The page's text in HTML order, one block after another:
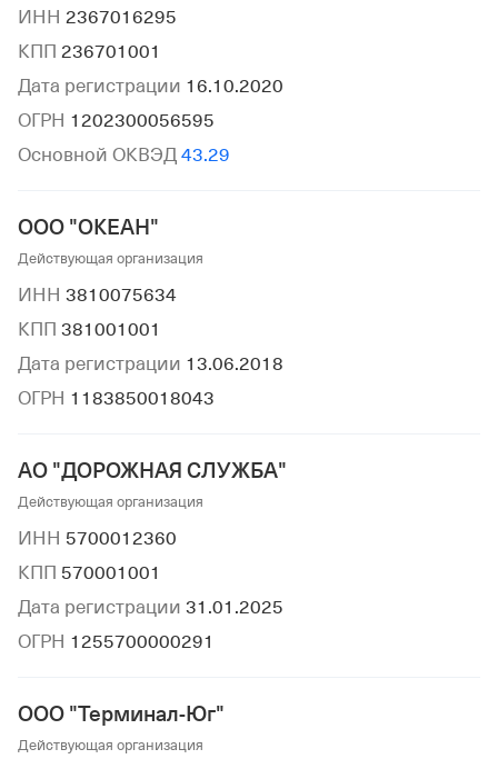
ИНН 2367016295
КПП 236701001
Дата регистрации 16.10.2020
ОГРН 1202300056595
Основной ОКВЭД 43.29
ООО "ОКЕАН"
Действующая организация
ИНН 3810075634
КПП 381001001
Дата регистрации 13.06.2018
ОГРН 1183850018043
АО "ДОРОЖНАЯ СЛУЖБА"
Действующая организация
ИНН 5700012360
КПП 570001001
Дата регистрации 31.01.2025
ОГРН 1255700000291
ООО "Терминал-Юг"
Действующая организация